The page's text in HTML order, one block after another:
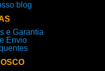
blog
e Garantia
Envio